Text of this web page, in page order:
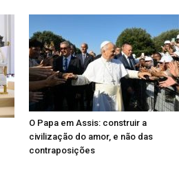
O Papa em Assis: construir a
civilização do amor, e não das
contraposições